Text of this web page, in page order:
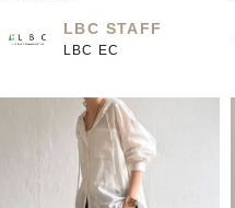
LBC STAFF
LBC EC